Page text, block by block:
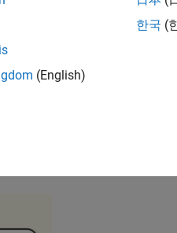
blocks that are included in
(English)
한국 (